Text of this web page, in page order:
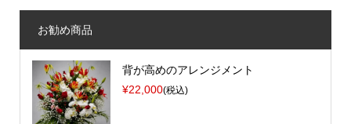
お勧め商品
背が高めのアレンジメント
¥22,000(税込)